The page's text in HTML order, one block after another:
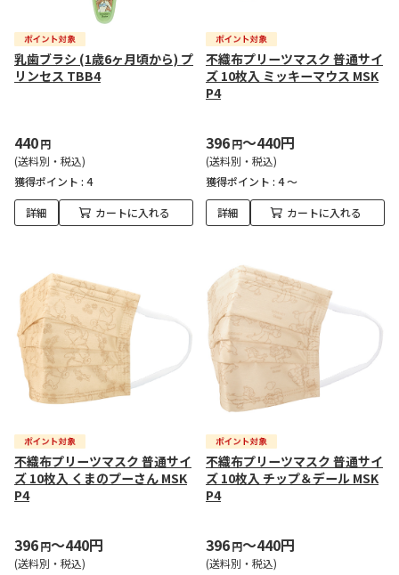
乳歯ブラシ (1歳6ヶ月頃から) プ
リンセス TBB4
440円
(送料別・税込)
獲得ポイント : 4
詳細 カートに入れる
不織布プリーツマスク 普通サイ
ズ 10枚入 ミッキーマウス MSK
P4
396円～440円
(送料別・税込)
獲得ポイント : 4 ～
詳細 カートに入れる
不織布プリーツマスク 普通サイ
ズ 10枚入 くまのプーさん MSK
P4
396円～440円
(送料別・税込)
不織布プリーツマスク 普通サイ
ズ 10枚入 チップ＆デール MSK
P4
396円～440円
(送料別・税込)